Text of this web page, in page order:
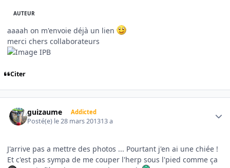
AUTEUR
aaaah on m'envoie déjà un lien
merci chers collaborateurs
Citer
guizaume Addicted
Posté(e) le 28 mars 201313 a
J'arrive pas a mettre des photos ... Pourtant j'en ai une chiée !
Et c'est pas sympa de me couper l'herp sous l'pied comme ça